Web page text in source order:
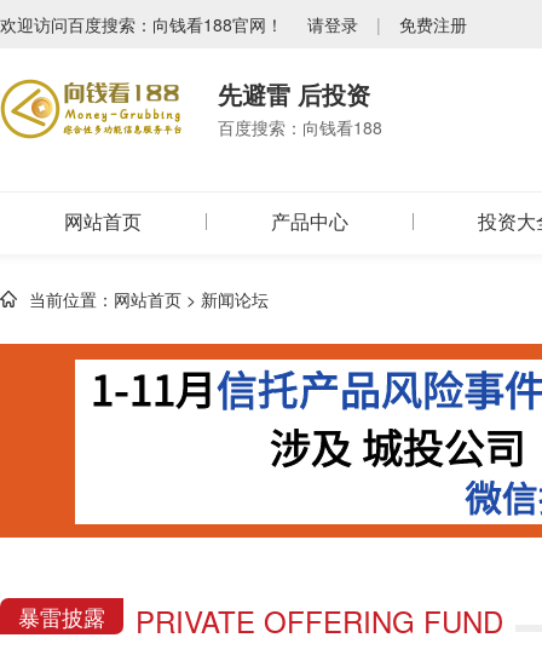
欢迎访问百度搜索：向钱看188官网！ 请登录 | 免费注册
先避雷 后投资
百度搜索：向钱看188
网站首页 产品中心 投资大
当前位置： 网站首页 > 新闻论坛
暴雷披露 PRIVATE OFFERING FUND